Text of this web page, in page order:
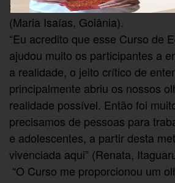
sempre praticar o conhecimento
(Maria Isaías, Goiânia).
“Eu acredito que esse Curso de
ajudou muito os participantes a
a realidade, o jeito crítico de
principalmente abriu os nossos
realidade possível. Então foi
precisamos de pessoas para
e adolescentes, a partir desta
vivenciada aqui” (Renata,
“O Curso me proporcionou um